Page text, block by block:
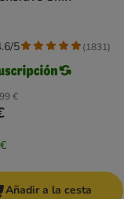
€
5 (1831)
Añadir a la cesta